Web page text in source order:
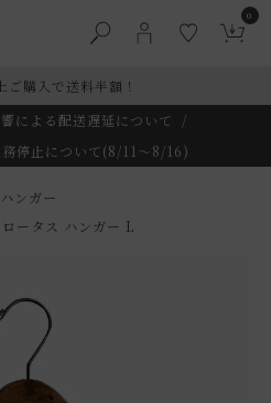
0
ご購入で送料半額！
による配送遅延について
/
停止について(8/11～8/16)
ハンガー
ータス ハンガー L